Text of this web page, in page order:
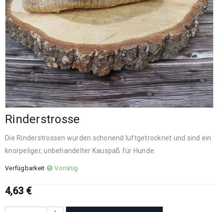
Rinderstrosse
Die Rinderstrossen wurden schonend luftgetrocknet und sind ein
knorpeliger, unbehandelter Kauspaß für Hunde.
Verfügbarkeit Vorrätig
4,63 €